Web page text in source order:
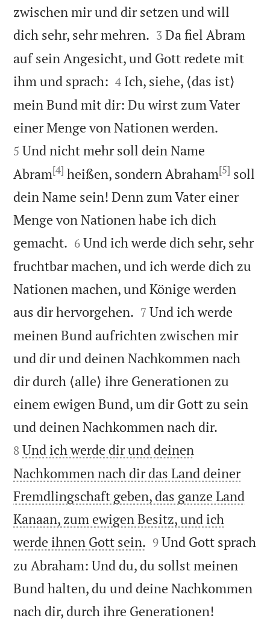
zwischen mir und dir setzen und will
dich sehr, sehr mehren. 

3 Da fiel Abram
auf sein Angesicht, und Gott redete mit
ihm und sprach: 

4 Ich, siehe, ⟨das ist⟩
mein Bund mit dir: Du wirst zum Vater
einer Menge von Nationen werden.
5 Und nicht mehr soll dein Name
Abram[4] heißen, sondern Abraham[5] soll
dein Name sein! Denn zum Vater einer
Menge von Nationen habe ich dich
gemacht. 

6 Und ich werde dich sehr, sehr
fruchtbar machen, und ich werde dich zu
Nationen machen, und Könige werden
aus dir hervorgehen. 

7 Und ich werde
meinen Bund aufrichten zwischen mir
und dir und deinen Nachkommen nach
dir durch ⟨alle⟩ ihre Generationen zu
einem ewigen Bund, um dir Gott zu sein
und deinen Nachkommen nach dir.
8 Und ich werde dir und deinen
Nachkommen nach dir das Land deiner
Fremdlingschaft geben, das ganze Land
Kanaan, zum ewigen Besitz, und ich
werde ihnen Gott sein. 

9 Und Gott sprach
zu Abraham: Und du, du sollst meinen
Bund halten, du und deine Nachkommen
nach dir, durch ihre Generationen!